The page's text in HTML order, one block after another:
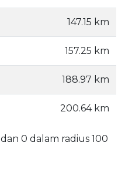
147.15 km
157.25 km
188.97 km
200.64 km
dan 0 dalam radius 100